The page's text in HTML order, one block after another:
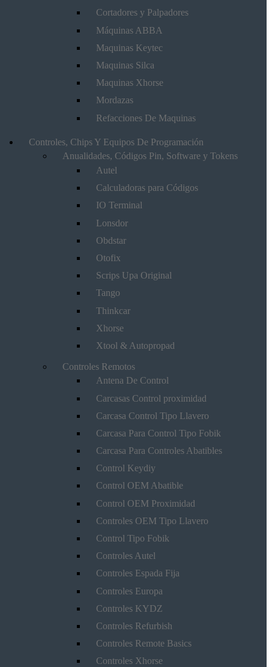
Cortadores y Palpadores
Máquinas ABBA
Maquinas Keytec
Maquinas Silca
Maquinas Xhorse
Mordazas
Refacciones De Maquinas
Controles, Chips Y Equipos De Programación
Anualidades, Códigos Pin, Software y Tokens
Autel
Calculadoras para Códigos
IO Terminal
Lonsdor
Obdstar
Otofix
Scrips Upa Original
Tango
Thinkcar
Xhorse
Xtool & Autopropad
Controles Remotos
Antena De Control
Carcasas Control proximidad
Carcasa Control Tipo Llavero
Carcasa Para Control Tipo Fobik
Carcasa Para Controles Abatibles
Control Keydiy
Control OEM Abatible
Control OEM Proximidad
Controles OEM Tipo Llavero
Control Tipo Fobik
Controles Autel
Controles Espada Fija
Controles Europa
Controles KYDZ
Controles Refurbish
Controles Remote Basics
Controles Xhorse